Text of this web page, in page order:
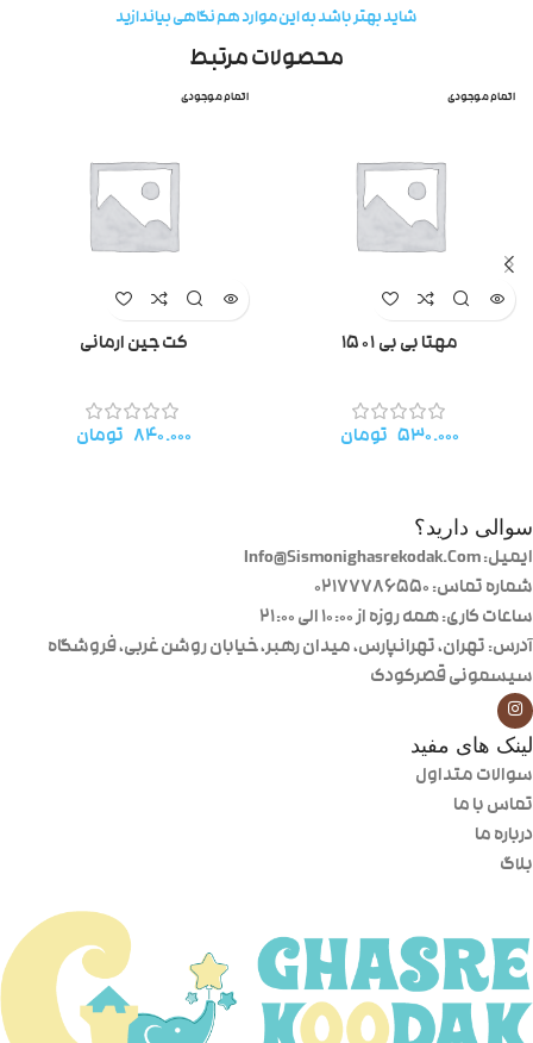
شاید بهتر باشد به این موارد هم نگاهی بیاندازید
محصولات مرتبط
اتمام موجودی
مهتا بی بی ۱۵۰۱
۵۳۰.۰۰۰ تومان
اتمام موجودی
کت جین ارمانی
۸۴۰.۰۰۰ تومان
سوالی دارید؟
ایمیل: Info@Sismonighasrekodak.Com
شماره تماس: 02177786550
ساعات کاری: همه روزه از ۱۰:۰۰ الی ۲۱:۰۰
آدرس: تهران، تهرانپارس، میدان رهبر، خیابان روشن غربی، فروشگاه
سیسمونی قصرکودک
لینک های مفید
سوالات متداول
تماس با ما
درباره ما
بلاگ